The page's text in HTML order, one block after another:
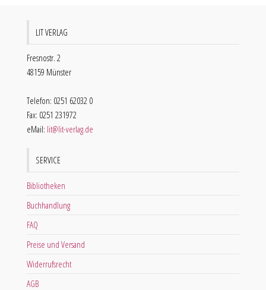
LIT VERLAG
Fresnostr. 2
48159 Münster
Telefon: 0251 62032 0
Fax: 0251 231972
eMail: lit@lit-verlag.de
SERVICE
Bibliotheken
Buchhandlung
FAQ
Preise und Versand
Widerrufsrecht
AGB